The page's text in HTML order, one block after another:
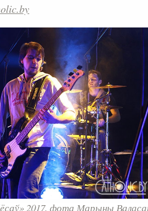
2017, фота Марыны